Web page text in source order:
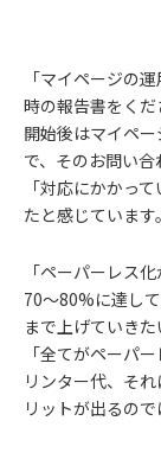
「マイページの
時の報告書をく
開始後はマイペ
で、そのお問い合
「対応にかかっ
たと感じています
「ペーパーレス
70〜80%に達し
まで上げていきた
「全てがペーパ
リンター代、そ
リットが出るの